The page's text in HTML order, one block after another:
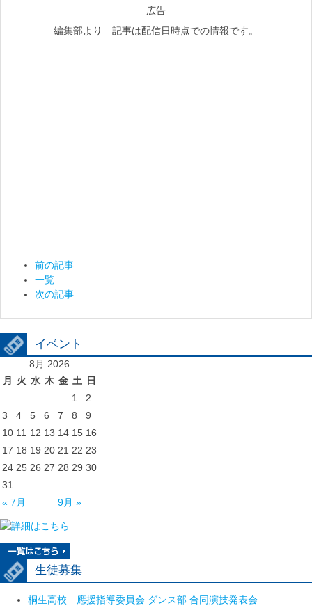
広告
編集部より 記事は配信日時点での情報です。
前の記事
一覧
次の記事
イベント
8月 2026
月 火 水 木 金 土 日
1
2
3
4 5 6 7 8
9
10 11 12 13 14 15 16
17 18 19 20 21 22 23
24 25 26 27 28 29 30
31
« 7月
9月 »
生徒募集
桐生高校 應援指導委員会 ダンス部 合同演技発表会